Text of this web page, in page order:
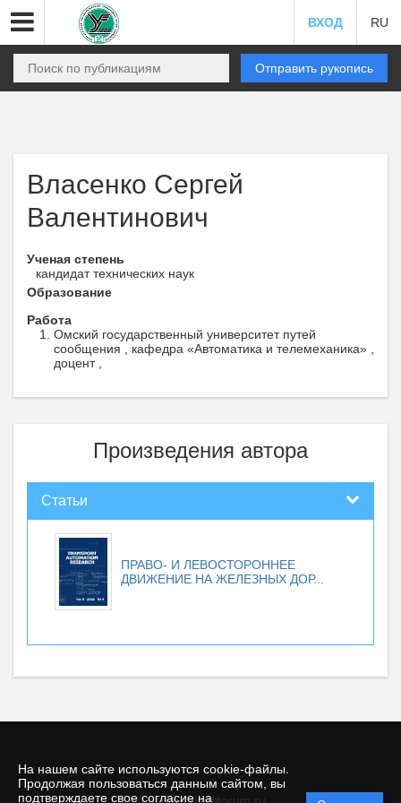
На нашем сайте используются cookie-файлы.
Продолжая пользоваться данным сайтом, вы
подтверждаете свое согласие на
ВХОД RU
Отправить рукопись
Власенко Сергей
Валентинович
Ученая степень
кандидат технических наук
Образование
Работа
Омский государственный университет путей
сообщения , кафедра «Автоматика и телемеханика» ,
доцент ,
Произведения автора
Статьи
ПРАВО- И ЛЕВОСТОРОННЕЕ
ДВИЖЕНИЕ НА ЖЕЛЕЗНЫХ ДОР...